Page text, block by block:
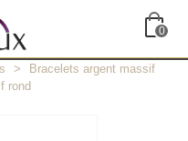
0
>
Bracelets argent massif
rond